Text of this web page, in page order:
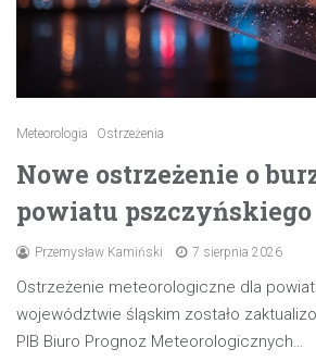
Meteorologia Ostrzeżenia
Nowe ostrzeżenie o
powiatu pszczyńskiego
Przemysław Kamiński 7 sierpnia 2026
Ostrzeżenie meteorologiczne dla
województwie śląskim zostało
PIB Biuro Prognoz Meteorologicznych…